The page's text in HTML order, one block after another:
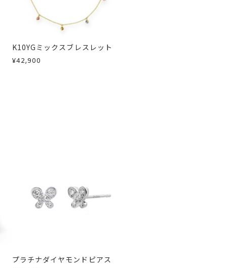
商品を交換させていただきます。
K10YGミックスブレスレット
¥42,900
プラチナダイヤモンドピアス